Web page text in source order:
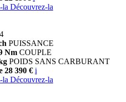
la Découvrez-la
PUISSANCE
Nm COUPLE
POIDS SANS CARBURANT
28 390 € i
la Découvrez-la